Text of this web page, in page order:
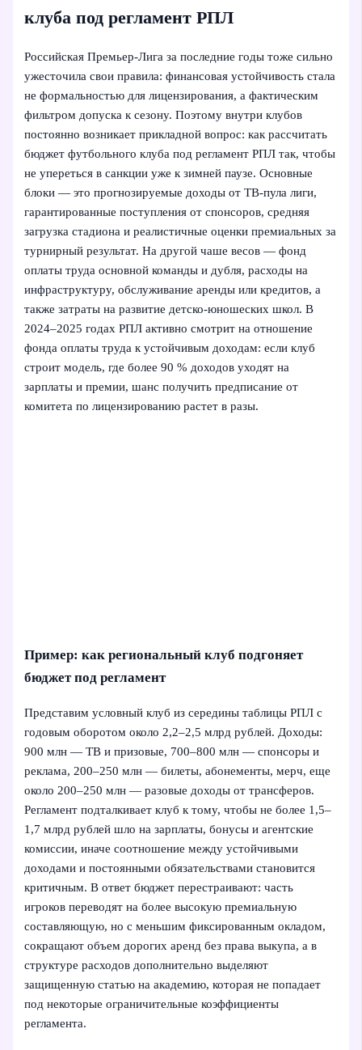
клуба под регламент РПЛ
Российская Премьер-Лига за последние годы тоже сильно
ужесточила свои правила: финансовая устойчивость стала
не формальностью для лицензирования, а фактическим
фильтром допуска к сезону. Поэтому внутри клубов
постоянно возникает прикладной вопрос: как рассчитать
бюджет футбольного клуба под регламент РПЛ так, чтобы
не упереться в санкции уже к зимней паузе. Основные
блоки — это прогнозируемые доходы от ТВ-пула лиги,
гарантированные поступления от спонсоров, средняя
загрузка стадиона и реалистичные оценки премиальных за
турнирный результат. На другой чаше весов — фонд
оплаты труда основной команды и дубля, расходы на
инфраструктуру, обслуживание аренды или кредитов, а
также затраты на развитие детско-юношеских школ. В
2024–2025 годах РПЛ активно смотрит на отношение
фонда оплаты труда к устойчивым доходам: если клуб
строит модель, где более 90 % доходов уходят на
зарплаты и премии, шанс получить предписание от
комитета по лицензированию растет в разы.
Пример: как региональный клуб подгоняет
бюджет под регламент
Представим условный клуб из середины таблицы РПЛ с
годовым оборотом около 2,2–2,5 млрд рублей. Доходы:
900 млн — ТВ и призовые, 700–800 млн — спонсоры и
реклама, 200–250 млн — билеты, абонементы, мерч, еще
около 200–250 млн — разовые доходы от трансферов.
Регламент подталкивает клуб к тому, чтобы не более 1,5–
1,7 млрд рублей шло на зарплаты, бонусы и агентские
комиссии, иначе соотношение между устойчивыми
доходами и постоянными обязательствами становится
критичным. В ответ бюджет перестраивают: часть
игроков переводят на более высокую премиальную
составляющую, но с меньшим фиксированным окладом,
сокращают объем дорогих аренд без права выкупа, а в
структуре расходов дополнительно выделяют
защищенную статью на академию, которая не попадает
под некоторые ограничительные коэффициенты
регламента.